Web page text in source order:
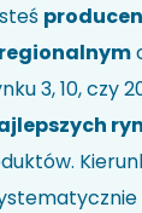
.
3, 10, czy